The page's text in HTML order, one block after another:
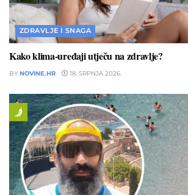
ZDRAVLJE I SNAGA
Kako klima-uređaji utječu na zdravlje?
BY NOVINE.HR 18. SRPNJA 2026.